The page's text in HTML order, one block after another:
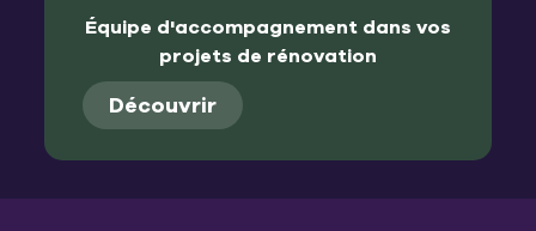
Équipe d'accompagnement dans vos
projets de rénovation
Découvrir